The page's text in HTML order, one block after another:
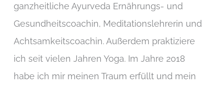
ganzheitliche Ayurveda Ernährungs- und
Gesundheitscoachin, Meditationslehrerin und
Achtsamkeitscoachin. Außerdem praktiziere
ich seit vielen Jahren Yoga. Im Jahre 2018
habe ich mir meinen Traum erfüllt und mein